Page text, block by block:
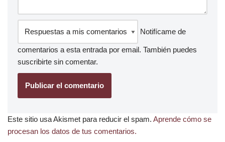
Notifícame de
comentarios a esta entrada por email. También puedes
suscribirte sin comentar.
Este sitio usa Akismet para reducir el spam. Aprende cómo se
procesan los datos de tus comentarios.